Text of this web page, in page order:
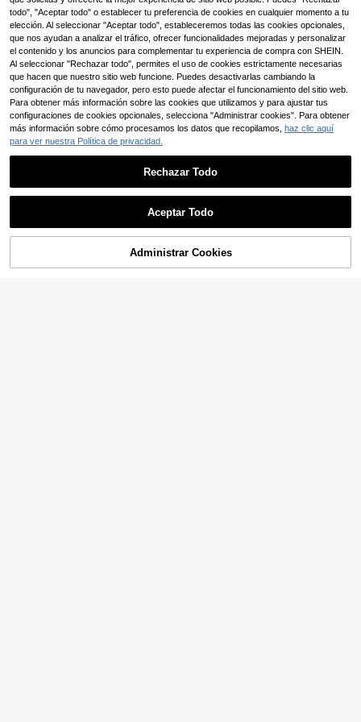
Ahorro de 0,03€
1 Set/10 Sets Cepillo de Masaje par
a el Cabello con Forma de Espiral d
e Mosquito, Incluye 1 Pieza Botella
de Rociado Continuo de 200ml, Ac
cesorios para el Cabello
2,75€ -1% 2,78€
onalizada, Foto Personalizable, Par
a Cumpleaños, Boda, Día de San Va
lentín, Aniversario, Decoración de H
abitación, Fiesta, Regalo de Navida
el Dormitorio, Decoración y Tela Co
e al Inicio del Año Escolar
6,48€
todo", "Aceptar todo" o establecer tu preferencia de cookies en cualquier momento a tu
elección. Al seleccionar "Aceptar todo", estableceremos todas las cookies opcionales,
que nos ayudan a analizar el tráfico, ofrecer funcionalidades mejoradas y personalizar
el contenido y los anuncios para complementar tu experiencia de compra con SHEIN.
Al seleccionar "Rechazar todo", permites el uso de cookies estrictamente necesarias
que hacen que nuestro sitio web funcione. Puedes desactivarlas cambiando la
configuración de tu navegador, pero esto puede afectar el funcionamiento del sitio web.
Para obtener más información sobre las cookies que utilizamos y para ajustar tus
configuraciones de cookies opcionales, selecciona "Administrar cookies". Para obtener
más información sobre cómo procesamos los datos que recopilamos, haz clic aquí
para ver nuestra Política de privacidad.
Rechazar Todo
Aceptar Todo
Administrar Cookies